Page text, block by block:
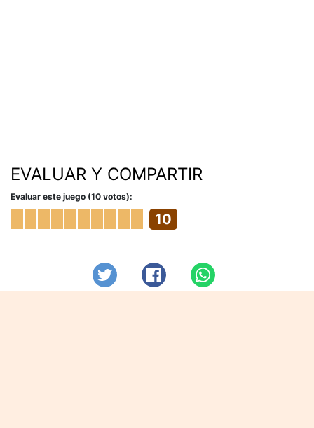
EVALUAR Y COMPARTIR
Evaluar este juego (10 votos):
10